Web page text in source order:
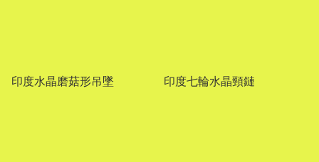
印度水晶磨菇形吊墜 印度七輪水晶頸鏈